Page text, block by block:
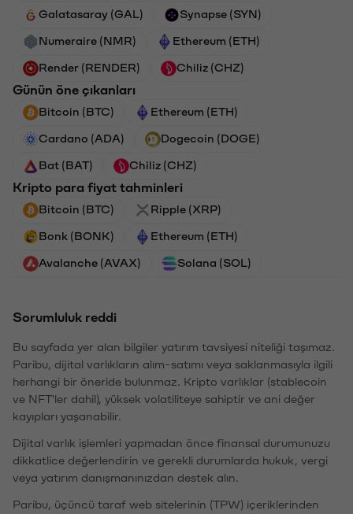
Galatasaray (GAL) Synapse (SYN)
Numeraire (NMR) Ethereum (ETH)
Render (RENDER) Chiliz (CHZ)
Günün öne çıkanları
Bitcoin (BTC) Ethereum (ETH)
Cardano (ADA) Dogecoin (DOGE)
Bat (BAT) Chiliz (CHZ)
Kripto para fiyat tahminleri
Bitcoin (BTC) Ripple (XRP)
Bonk (BONK) Ethereum (ETH)
Avalanche (AVAX) Solana (SOL)
Sorumluluk reddi
Bu sayfada yer alan bilgiler yatırım tavsiyesi niteliği taşımaz.
Paribu, dijital varlıkların alım-satımı veya saklanmasıyla ilgili
herhangi bir öneride bulunmaz. Kripto varlıklar (stablecoin
ve NFT'ler dahil), yüksek volatiliteye sahiptir ve ani değer
kayıpları yaşanabilir.
Dijital varlık işlemleri yapmadan önce finansal durumunuzu
dikkatlice değerlendirin ve gerekli durumlarda hukuk, vergi
veya yatırım danışmanınızdan destek alın.
Paribu, üçüncü taraf web sitelerinin (TPW) içeriklerinden